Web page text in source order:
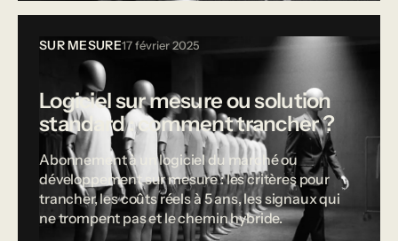
SUR MESURE17 février 2025
Logiciel sur mesure ou solution
standard : comment trancher ?
Abonnement à un logiciel du marché ou
développement sur mesure : les critères pour
trancher, les coûts réels à 5 ans, les signaux qui
ne trompent pas et le chemin hybride.